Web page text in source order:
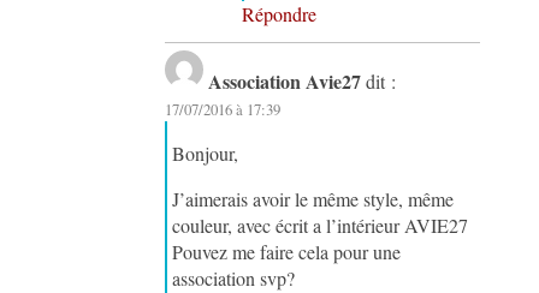
Répondre
Association Avie27 dit :
17/07/2016 à 17:39
Bonjour,
J’aimerais avoir le même style, même
couleur, avec écrit a l’intérieur AVIE27
Pouvez me faire cela pour une
association svp?